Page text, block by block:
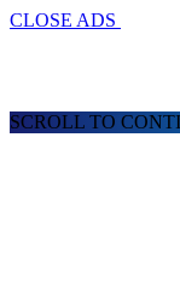
CLOSE ADS
SCROLL TO